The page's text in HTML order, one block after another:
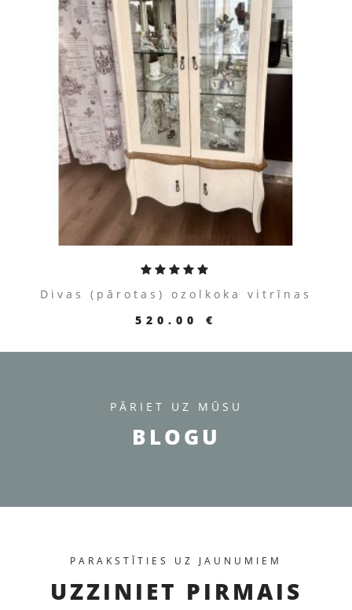
ПЕРЕЙТИ К ТОВАРУ
Divas (pārotas) ozolkoka vitrīnas
520.00 €
PĀRIET UZ MŪSU
BLOGU
PARAKSTĪTIES UZ JAUNUMIEM
UZZINIET PIRMAIS